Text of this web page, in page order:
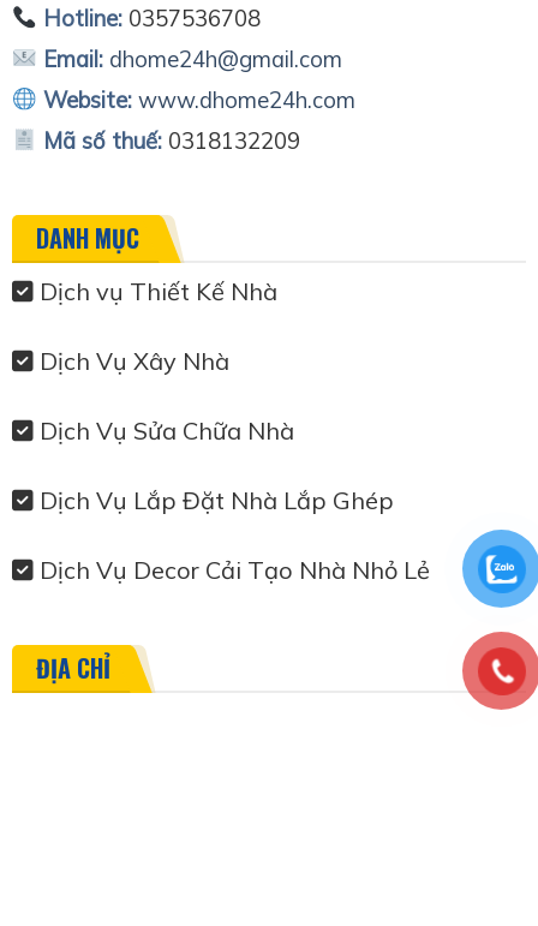
Hotline:0357536708
Email: dhome24h@gmail.com
Website: www.dhome24h.com
Mã số thuế: 0318132209
DANH MỤC
Dịch vụ Thiết Kế Nhà
Dịch Vụ Xây Nhà
Dịch Vụ Sửa Chữa Nhà
Dịch Vụ Lắp Đặt Nhà Lắp Ghép
Dịch Vụ Decor Cải Tạo Nhà Nhỏ Lẻ
ĐỊA CHỈ